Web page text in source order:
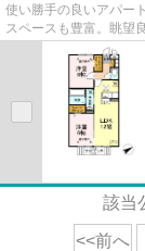
使い勝手の良いアパー
スペースも豊富。眺望
内ごみ置き場があるの
該当
<<前へ